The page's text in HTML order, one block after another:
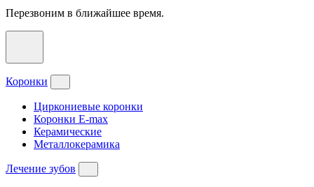
Перезвоним в ближайшее время.
Коронки
Циркониевые коронки
Коронки E-max
Керамические
Металлокерамика
Лечение зубов